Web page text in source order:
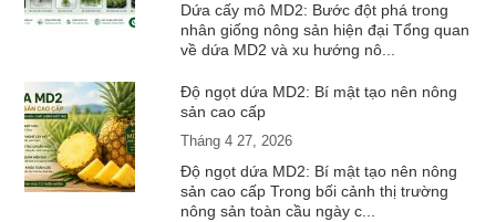
Dứa cấy mô MD2: Bước đột phá trong
nhân giống nông sản hiện đại Tổng quan
về dứa MD2 và xu hướng nô...
Độ ngọt dứa MD2: Bí mật tạo nên nông
sản cao cấp
Tháng 4 27, 2026
Độ ngọt dứa MD2: Bí mật tạo nên nông
sản cao cấp Trong bối cảnh thị trường
nông sản toàn cầu ngày c...